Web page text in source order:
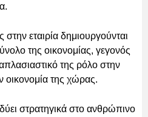
στην εταιρία δημιουργούνται
της οικονομίας, γεγονός
της ρόλο στην
οικονομία της χώρας.
στρατηγικά στο ανθρώπινο